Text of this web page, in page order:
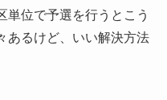
単位で予選を行うとこう
あるけど、いい解決方法